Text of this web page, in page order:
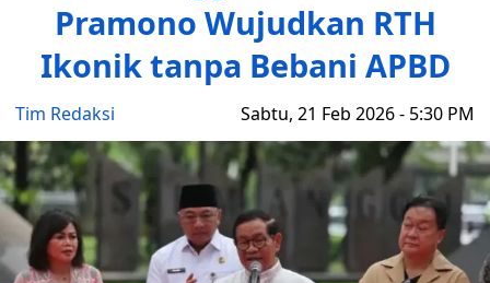
Pramono Wujudkan RTH
Ikonik tanpa Bebani APBD
Tim Redaksi Sabtu, 21 Feb 2026 - 5:30 PM